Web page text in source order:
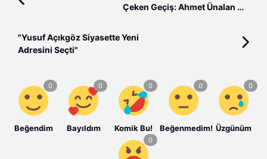
Çeken Geçiş: Ahmet Ünalan AK
"Yusuf Açıkgöz Siyasette Yeni
Adresini Seçti"
Beğendim Bayıldım Komik Bu! Beğenmedim! Üzgünüm